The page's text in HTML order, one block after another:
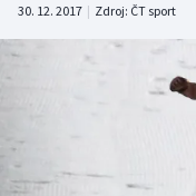
Baseball a softbal
Soutěže
30. 12. 2017 | Zdroj: ČT sport